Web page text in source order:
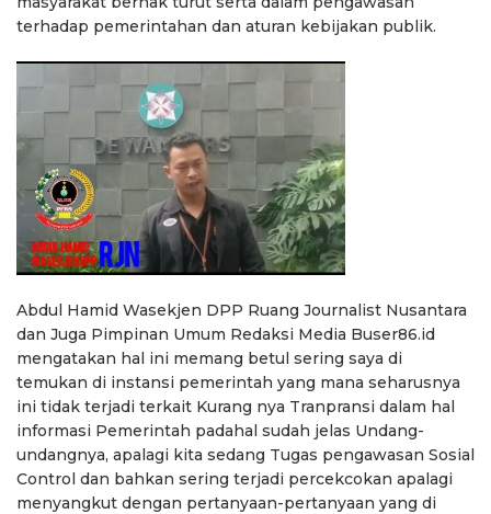
terhadap pemerintahan dan aturan kebijakan publik.
Abdul Hamid Wasekjen DPP Ruang Journalist Nusantara
dan Juga Pimpinan Umum Redaksi Media Buser86.id
mengatakan hal ini memang betul sering saya di
temukan di instansi pemerintah yang mana seharusnya
ini tidak terjadi terkait Kurang nya Tranpransi dalam hal
informasi Pemerintah padahal sudah jelas Undang-
undangnya, apalagi kita sedang Tugas pengawasan Sosial
Control dan bahkan sering terjadi percekcokan apalagi
menyangkut dengan pertanyaan-pertanyaan yang di